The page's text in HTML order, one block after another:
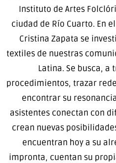
Instituto de Artes
ciudad de Río Cuarto. En
Cristina Zapata se
textiles de nuestras
Latina. Se busca, a
procedimientos, trazar
encontrar su
asistentes conectan con
crean nuevas
encuentran hoy a su
impronta, cuentan su